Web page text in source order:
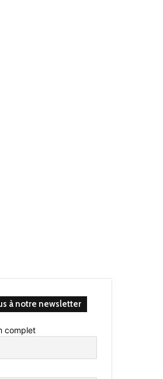
à notre newsletter
complet